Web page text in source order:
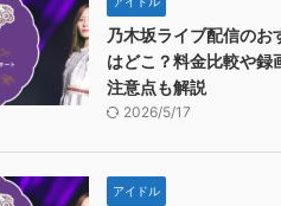
乃木坂ライブ配信のお
はどこ？料金比較や録
注意点も解説
2026/5/17
アイドル